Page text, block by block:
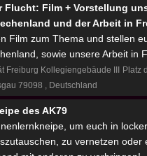
Flucht: Film + Vorstellung
und der Arbeit in
Film zum Thema und stellen
sowie unsere Arbeit in
Freiburg Kollegiengebäude III
Platz
79098
Deutschland
des AK79
um euch in
zu vernetzen oder